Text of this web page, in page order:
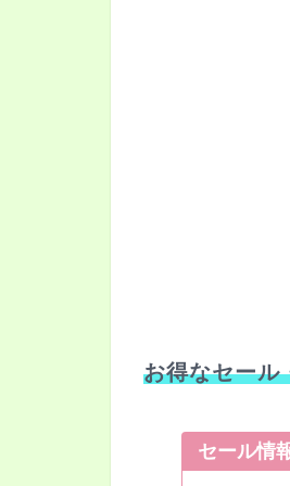
お得なセール
セール情